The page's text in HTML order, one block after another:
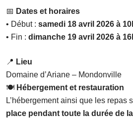
📅 Dates et horaires
• Début : samedi 18 avril 2026 à
• Fin : dimanche 19 avril 2026 à
📍 Lieu
Domaine d’Ariane – Mondonville
🍽 Hébergement et restauration
L’hébergement ainsi que les repas
place pendant toute la durée de